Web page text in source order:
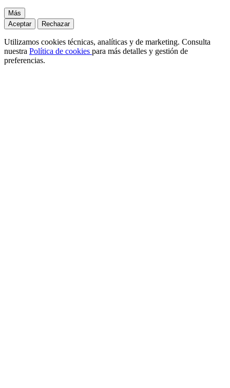
Más
Aceptar
Rechazar
Utilizamos cookies técnicas, analíticas y de marketing. Consulta
nuestra Política de cookies para más detalles y gestión de
preferencias.